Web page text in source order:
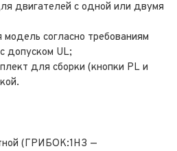
двигателей с одной или двумя
согласно требованиям
допуском UL;
для сборки (кнопки PL и
(ГРИБОК:1НЗ —